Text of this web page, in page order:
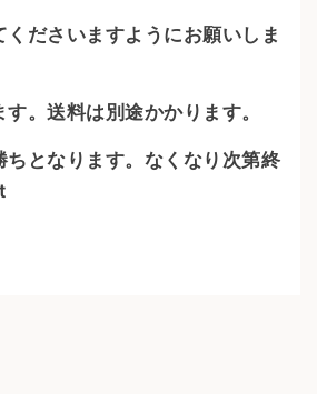
くださいますようにお願いしま
。送料は別途かかります。
ちとなります。なくなり次第終